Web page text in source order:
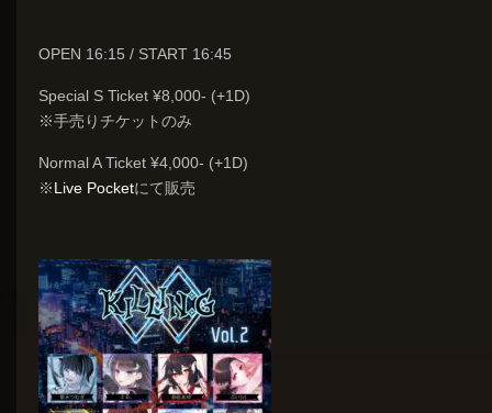
OPEN 16:15 / START 16:45
Special S Ticket ¥8,000- (+1D)
※手売りチケットのみ
Normal A Ticket ¥4,000- (+1D)
※Live Pocketにて販売